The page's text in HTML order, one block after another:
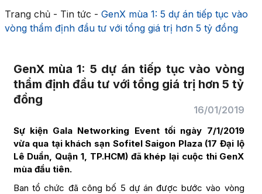
Trang chủ- Tin tức - GenX mùa 1: 5 dự án tiếp tục vào
vòng thẩm định đầu tư với tổng giá trị hơn 5 tỷ đồng
GenX mùa 1: 5 dự án tiếp tục vào vòng
thẩm định đầu tư với tổng giá trị hơn 5 tỷ
đồng
16/01/2019
Sự kiện Gala Networking Event tối ngày 7/1/2019
vừa qua tại khách sạn Sofitel Saigon Plaza (17 Đại lộ
Lê Duẩn, Quận 1, TP.HCM) đã khép lại cuộc thi GenX
mùa đầu tiên.
Ban tổ chức đã công bố 5 dự án được bước vào vòng